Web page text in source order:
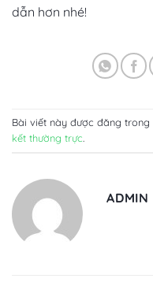
dẫn hơn nhé!
Bài viết này được đăng trong
kết thường trực.
ADMIN